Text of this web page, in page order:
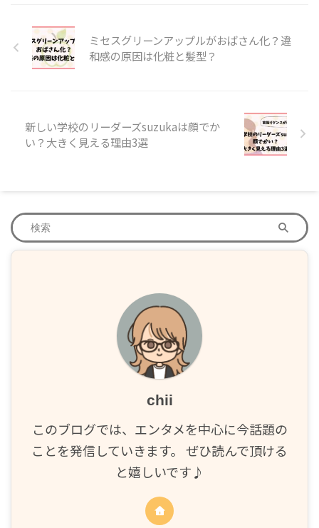
ミセスグリーンアップルがおばさん化？違
和感の原因は化粧と髪型？
新しい学校のリーダーズsuzukaは顔でか
い？大きく見える理由3選
chii
このブログでは、エンタメを中心に今話題の
ことを発信していきます。 ぜひ読んで頂ける
と嬉しいです♪